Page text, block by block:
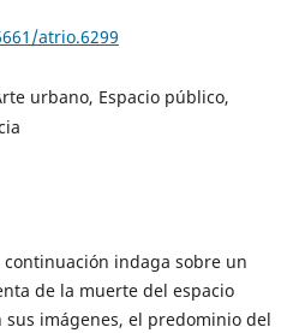
atrio.6299
urbano, Espacio público,
indaga sobre un
de la muerte del espacio
imágenes, el predominio del